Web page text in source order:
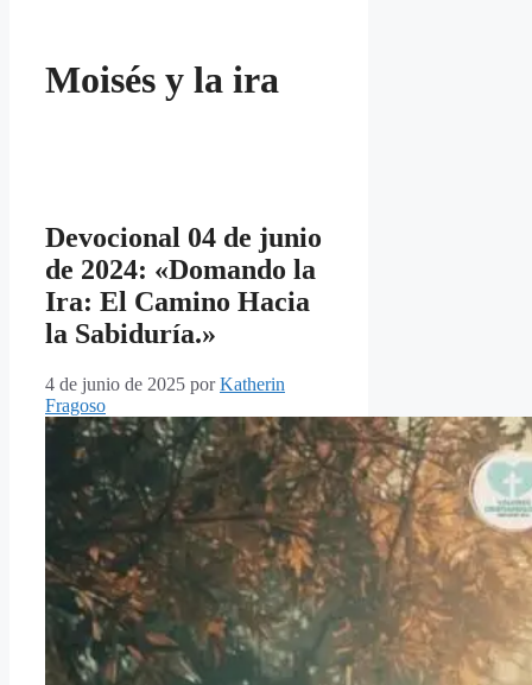
Moisés y la ira
Devocional 04 de junio
de 2024: «Domando la
Ira: El Camino Hacia
la Sabiduría.»
4 de junio de 2025 porKatherin
Fragoso